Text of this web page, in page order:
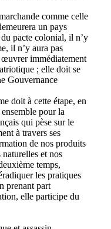
comme celle
un pays
pacte colonial, il n’y
il n’y aura pas
immédiatement
; elle doit se
Gouvernance
doit à cette étape, en
pour la
qui pèse sur le
à travers ses
de nos produits
et nos
temps,
les pratiques
prenant part
elle participe du